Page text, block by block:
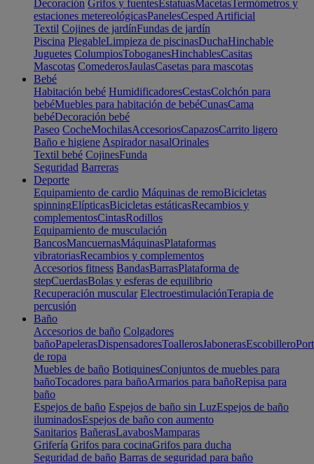
Decoración Grifos y fuentesEstatuasMacetasTermómetros y
estaciones metereológicasPanelesCesped Artificial
Textil Cojines de jardínFundas de jardín
Piscina PlegableLimpieza de piscinasDuchaHinchable
Juguetes ColumpiosToboganesHinchablesCasitas
Mascotas ComederosJaulasCasetas para mascotas
Bebé
Habitación bebé HumidificadoresCestasColchón para
bebéMuebles para habitación de bebéCunasCama
bebéDecoración bebé
Paseo CocheMochilasAccesoriosCapazosCarrito ligero
Baño e higiene Aspirador nasalOrinales
Textil bebé CojinesFunda
Seguridad Barreras
Deporte
Equipamiento de cardio Máquinas de remoBicicletas
spinningElípticasBicicletas estáticasRecambios y
complementosCintasRodillos
Equipamiento de musculación
BancosMancuernasMáquinasPlataformas
vibratoriasRecambios y complementos
Accesorios fitness BandasBarrasPlataforma de
stepCuerdasBolas y esferas de equilibrio
Recuperación muscular ElectroestimulaciónTerapia de
percusión
Baño
Accesorios de baño Colgadores
bañoPapelerasDispensadoresToallerosJabonerasEscobillero
de ropa
Muebles de baño BotiquinesConjuntos de muebles para
bañoTocadores para bañoArmarios para bañoRepisa para
baño
Espejos de baño Espejos de baño sin LuzEspejos de baño
iluminadosEspejos de baño con aumento
Sanitarios BañerasLavabosMamparas
Grifería Grifos para cocinaGrifos para ducha
Seguridad de baño Barras de seguridad para baño